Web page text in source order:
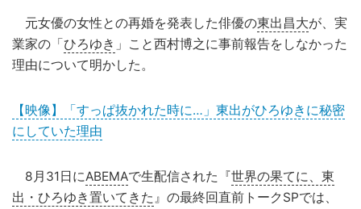
元女優の女性との再婚を発表した俳優の東出昌大が、実
業家の「ひろゆき 」こと西村博之に事前報告をしなかった
理由について明かした。
【映像】「すっぱ抜かれた時に…」東出がひろゆきに秘密
にしていた理由
8月31日にABEMAで生配信された『世界の果てに、東
出・ひろゆき置いてきた 』の最終回直前トークSPでは、